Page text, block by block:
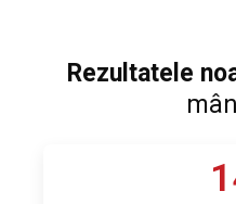
Rezultatele